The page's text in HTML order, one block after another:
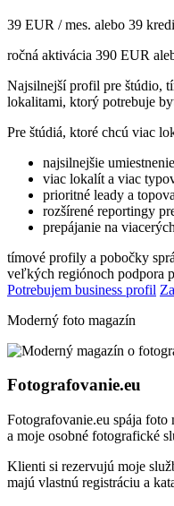
39 EUR / mes. alebo 39
ročná aktivácia 390 EUR
Najsilnejší profil pre štúdio,
lokalitami, ktorý potrebuje
Pre štúdiá, ktoré chcú viac
najsilnejšie
viac lokalít a viac
prioritné leady a
rozšírené reportingy
prepájanie na
tímové profily a pobočky
veľkých regiónoch podpora
Potrebujem business profil
Moderný foto magazín
Fotografovanie.eu
Fotografovanie.eu spája
a moje osobné fotografické
Klienti si rezervujú moje
majú vlastnú registráciu a